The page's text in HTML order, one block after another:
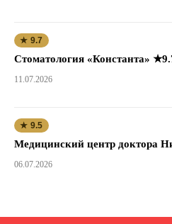
★ 9.7
Стоматология «Константа»
11.07.2026
★ 9.5
Медицинский центр доктора
06.07.2026